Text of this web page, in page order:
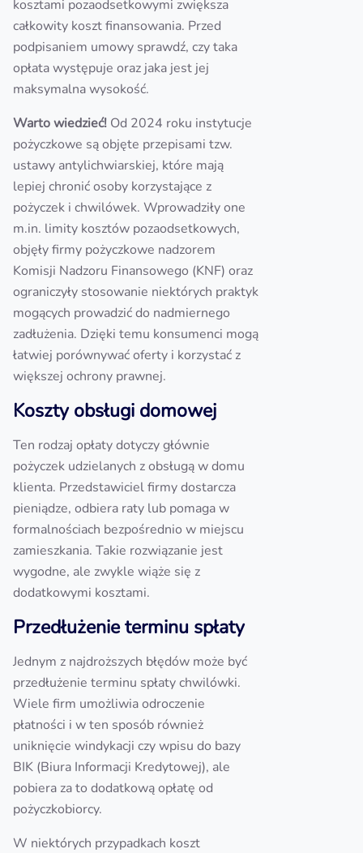
kosztami pozaodsetkowymi zwiększa
całkowity koszt finansowania. Przed
podpisaniem umowy sprawdź, czy taka
opłata występuje oraz jaka jest jej
maksymalna wysokość.
Warto wiedzieć! Od 2024 roku instytucje
pożyczkowe są objęte przepisami tzw.
ustawy antylichwiarskiej, które mają
lepiej chronić osoby korzystające z
pożyczek i chwilówek. Wprowadziły one
m.in. limity kosztów pozaodsetkowych,
objęły firmy pożyczkowe nadzorem
Komisji Nadzoru Finansowego (KNF) oraz
ograniczyły stosowanie niektórych praktyk
mogących prowadzić do nadmiernego
zadłużenia. Dzięki temu konsumenci mogą
łatwiej porównywać oferty i korzystać z
większej ochrony prawnej.
Koszty obsługi domowej
Ten rodzaj opłaty dotyczy głównie
pożyczek udzielanych z obsługą w domu
klienta. Przedstawiciel firmy dostarcza
pieniądze, odbiera raty lub pomaga w
formalnościach bezpośrednio w miejscu
zamieszkania. Takie rozwiązanie jest
wygodne, ale zwykle wiąże się z
dodatkowymi kosztami.
Przedłużenie terminu spłaty
Jednym z najdroższych błędów może być
przedłużenie terminu spłaty chwilówki.
Wiele firm umożliwia odroczenie
płatności i w ten sposób również
uniknięcie windykacji czy wpisu do bazy
BIK (Biura Informacji Kredytowej), ale
pobiera za to dodatkową opłatę od
pożyczkobiorcy.
W niektórych przypadkach koszt